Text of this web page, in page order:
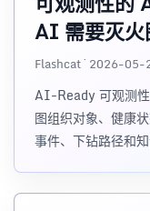
AI 需要灭火
Flashcat · 2026-05-
AI-Ready 可观测
图组织对象、健康
事件、下钻路径和